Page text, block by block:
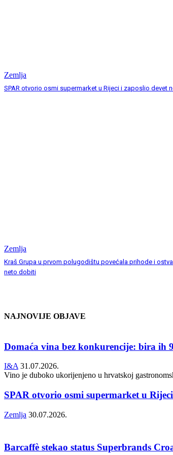
Zemlja
SPAR otvorio osmi supermarket u Rijeci i zaposlio devet
Zemlja
Kraš Grupa u prvom polugodištu povećala prihode i
neto dobiti
NAJNOVIJE OBJAVE
Domaća vina bez konkurencije: bira ih
I&A 31.07.2026.
Vino je duboko ukorijenjeno u hrvatskoj
SPAR otvorio osmi supermarket u
Zemlja 30.07.2026.
Barcaffè stekao status Superbrands